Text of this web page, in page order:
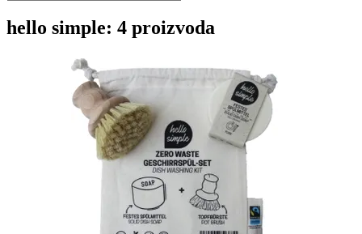
hello simple: 4 proizvoda